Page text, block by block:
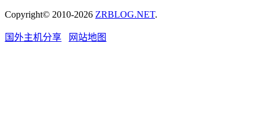
Copyright© 2010-2026 ZRBLOG.NET.
国外主机分享 网站地图